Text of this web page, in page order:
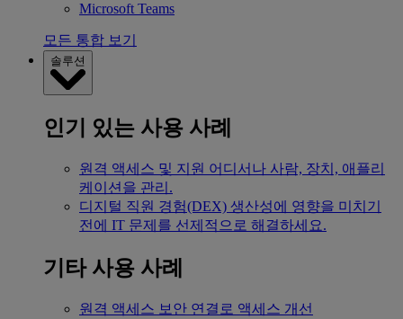
Microsoft Teams
모든 통합 보기
솔루션
인기 있는 사용 사례
원격 액세스 및 지원 어디서나 사람, 장치, 애플리
케이션을 관리.
디지털 직원 경험(DEX) 생산성에 영향을 미치기
전에 IT 문제를 선제적으로 해결하세요.
기타 사용 사례
원격 액세스 보안 연결로 액세스 개선